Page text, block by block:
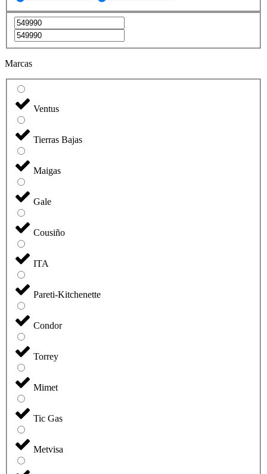
Marcas
Ventus
Tierras Bajas
Maigas
Gale
Cousiño
ITA
Pareti-Kitchenette
Condor
Torrey
Mimet
Tic Gas
Metvisa